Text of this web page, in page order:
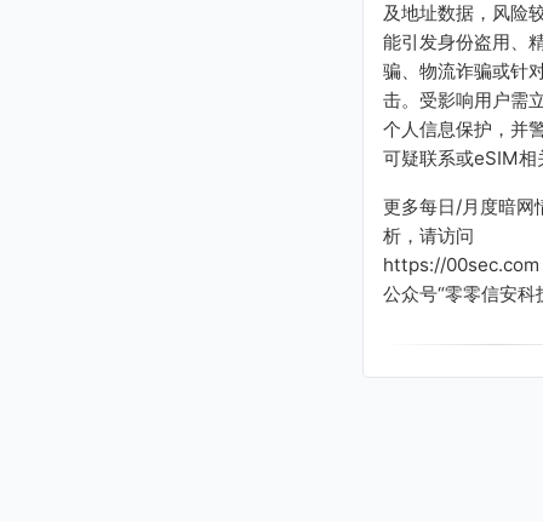
及地址数据，风险
能引发身份盗用、
骗、物流诈骗或针
击。受影响用户需
个人信息保护，并
可疑联系或eSIM相
更多每日/月度暗网
析，请访问
https://00sec.com
公众号“零零信安科